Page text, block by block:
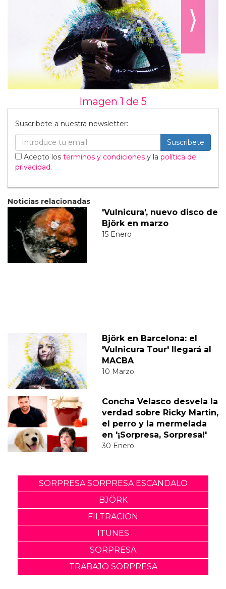
⟩
Imagen 1 de 5
Suscribete a nuestra newsletter:
Suscribete
Acepto los terminos y condiciones y la política de
privacidad.
Noticias relacionadas
'Vulnicura', nuevo disco de
Björk en marzo
15 Enero
Björk en Barcelona: el
'Vulnicura Tour' llegará al
MACBA
10 Marzo
Concha Velasco desvela la
verdad sobre Ricky Martin,
el perro y la mermelada
en '¡Sorpresa, Sorpresa!'
30 Enero
SORPRESA SORPRESA ESCANDALO
BJÖRK
FILTRACION
ITUNES
SORPRESA
TRABAJO SORPRESA